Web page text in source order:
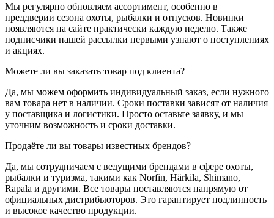
Мы регулярно обновляем ассортимент, особенно в
преддверии сезона охоты, рыбалки и отпусков. Новинки
появляются на сайте практически каждую неделю. Также
подписчики нашей рассылки первыми узнают о поступлениях
и акциях.
Можете ли вы заказать товар под клиента?
Да, мы можем оформить индивидуальный заказ, если нужного
вам товара нет в наличии. Сроки поставки зависят от наличия
у поставщика и логистики. Просто оставьте заявку, и мы
уточним возможность и сроки доставки.
Продаёте ли вы товары известных брендов?
Да, мы сотрудничаем с ведущими брендами в сфере охоты,
рыбалки и туризма, такими как Norfin, Härkila, Shimano,
Rapala и другими. Все товары поставляются напрямую от
официальных дистрибьюторов. Это гарантирует подлинность
и высокое качество продукции.